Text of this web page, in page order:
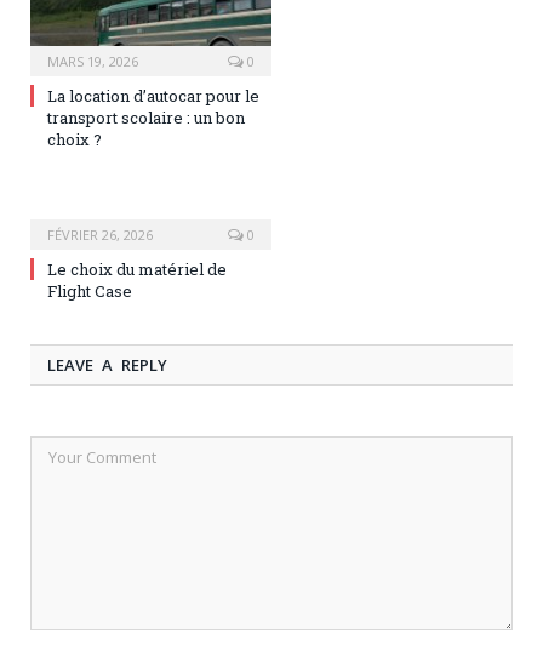
MARS 19, 2026 0
La location d’autocar pour le
transport scolaire : un bon
choix ?
FÉVRIER 26, 2026 0
Le choix du matériel de
Flight Case
LEAVE A REPLY